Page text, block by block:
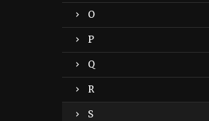
O
P
Q
R
S